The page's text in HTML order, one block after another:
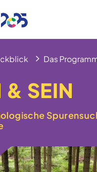
Das
& SEIN